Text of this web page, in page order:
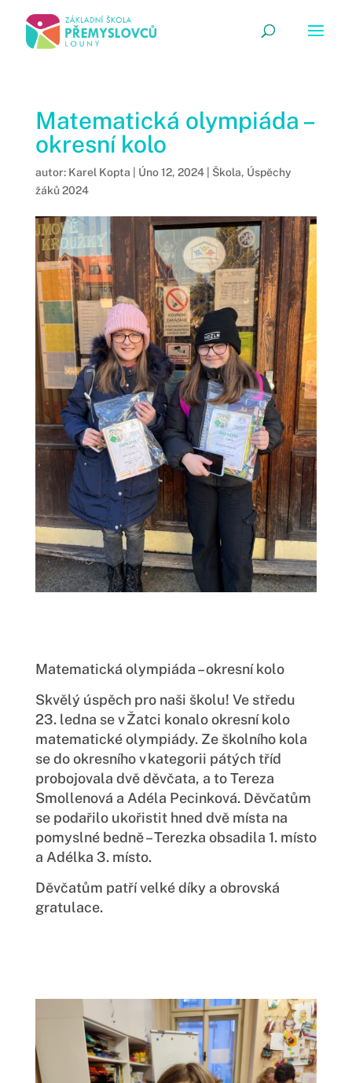
Matematická olympiáda –
okresní kolo
autor: Karel Kopta Úno 12, 2024| Škola, Úspěchy
žáků 2024
Matematická olympiáda – okresní kolo
Skvělý úspěch pro naši školu! Ve středu
23. ledna se v Žatci konalo okresní kolo
matematické olympiády. Ze školního kola
se do okresního v kategorii pátých tříd
probojovala dvě děvčata, a to Tereza
Smollenová a Adéla Pecinková. Děvčatům
se podařilo ukořistit hned dvě místa na
pomyslné bedně – Terezka obsadila 1. místo
a Adélka 3. místo.
Děvčatům patří velké díky a obrovská
gratulace.